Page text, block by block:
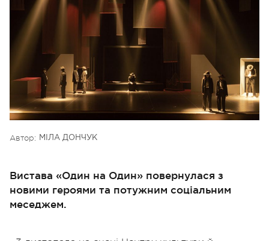
Автор: МІЛА ДОНЧУК
Вистава «Один на Один» повернулася з
новими героями та потужним соціальним
меседжем.